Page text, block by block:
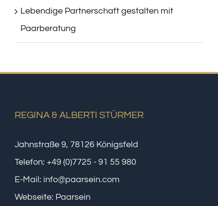
Lebendige Partnerschaft gestalten mit
Paarberatung
REGINA & ALBERTI STÜRMER
Jahnstraße 9, 78126 Königsfeld
Telefon: +49 (0)7725 - 91 55 980
E-Mail: info@paarsein.com
Webseite: Paarsein